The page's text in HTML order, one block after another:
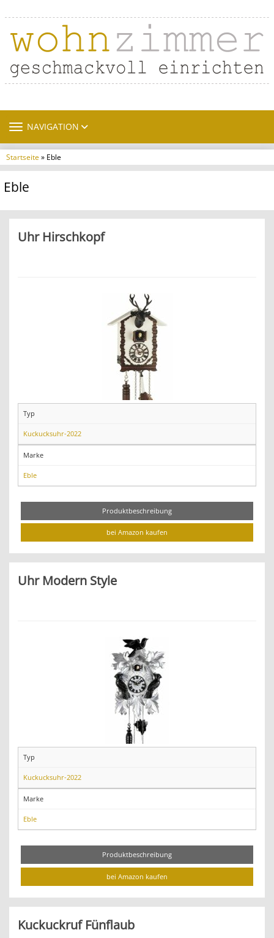
TOGGLE NAVIGATION
NAVIGATION
Startseite» Eble
Eble
Uhr Hirschkopf
Typ
Kuckucksuhr-2022
Marke
Eble
Produktbeschreibung
bei Amazon kaufen
Uhr Modern Style
Typ
Kuckucksuhr-2022
Marke
Eble
Produktbeschreibung
bei Amazon kaufen
Kuckuckruf Fünflaub